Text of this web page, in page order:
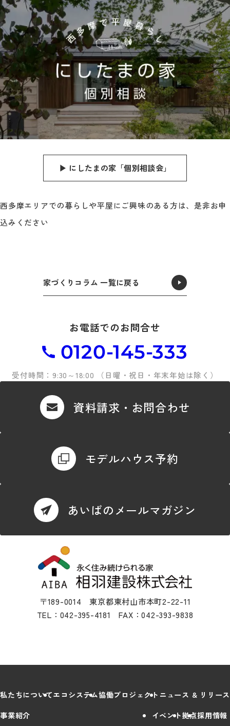
▶︎ にしたまの家「個別相談会」
西多摩エリアでの暮らしや平屋にご興味のある方は、是非お申
込みください
家づくりコラム 一覧に戻る
お電話でのお問合せ
0120-145-333
受付時間：9:30～18:00 （日曜・祝日・年末年始は除く）
資料請求・お問合わせ
モデルハウス予約
あいばのメールマガジン
〒189-0014 東京都東村山市本町2-22-11
TEL：042-395-4181 FAX：042-393-9838
私たちについてエコシステム協働プロジェクト ニュース & リリース
事業紹介
イベント拠点採用情報